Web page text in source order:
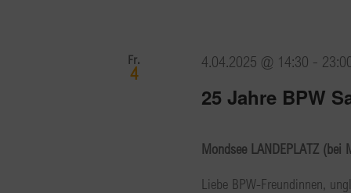
Fr.
4
25 Jahre BPW
4.04.2025 @ 14:30 -
Mondsee LANDEPLATZ (bei
Liebe BPW-Freundinnen,